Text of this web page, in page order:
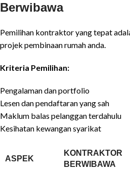
Berwibawa
Pemilihan kontraktor yang tepat
projek pembinaan rumah anda.
Kriteria Pemilihan:
Pengalaman dan portfolio
Lesen dan pendaftaran yang sah
Maklum balas pelanggan terdahulu
Kesihatan kewangan syarikat
ASPEK
KONTRAKTOR
BERWIBAWA